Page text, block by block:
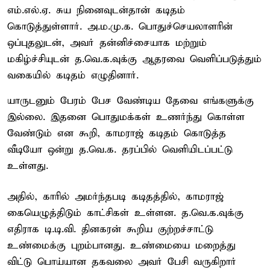
எம்.எல்.ஏ. சுய நினைவுடன்தான் கடிதம்
கொடுத்துள்ளார். அ.ம.மு.க. பொதுச்செயலாளரின்
ஒப்புதலுடன், அவர் தன்னிச்சையாக மற்றும்
மகிழ்ச்சியுடன் த.வெ.க.வுக்கு ஆதரவை வெளிப்படுத்தும்
வகையில் கடிதம் எழுதினார்.
யாருடனும் பேரம் பேச வேண்டிய தேவை எங்களுக்கு
இல்லை. இதனை பொதுமக்கள் உணர்ந்து கொள்ள
வேண்டும் என கூறி, காமராஜ் கடிதம் கொடுத்த
வீடியோ ஒன்று த.வெ.க. தரப்பில் வெளியிடப்பட்டு
உள்ளது.
அதில், காரில் அமர்ந்தபடி கடிதத்தில், காமராஜ்
கையெழுத்திடும் காட்சிகள் உள்ளன. த.வெ.க.வுக்கு
எதிராக டி.டி.வி. தினகரன் கூறிய குற்றச்சாட்டு
உண்மைக்கு புறம்பானது. உண்மையை மறைத்து
விட்டு பொய்யான தகவலை அவர் பேசி வருகிறார்